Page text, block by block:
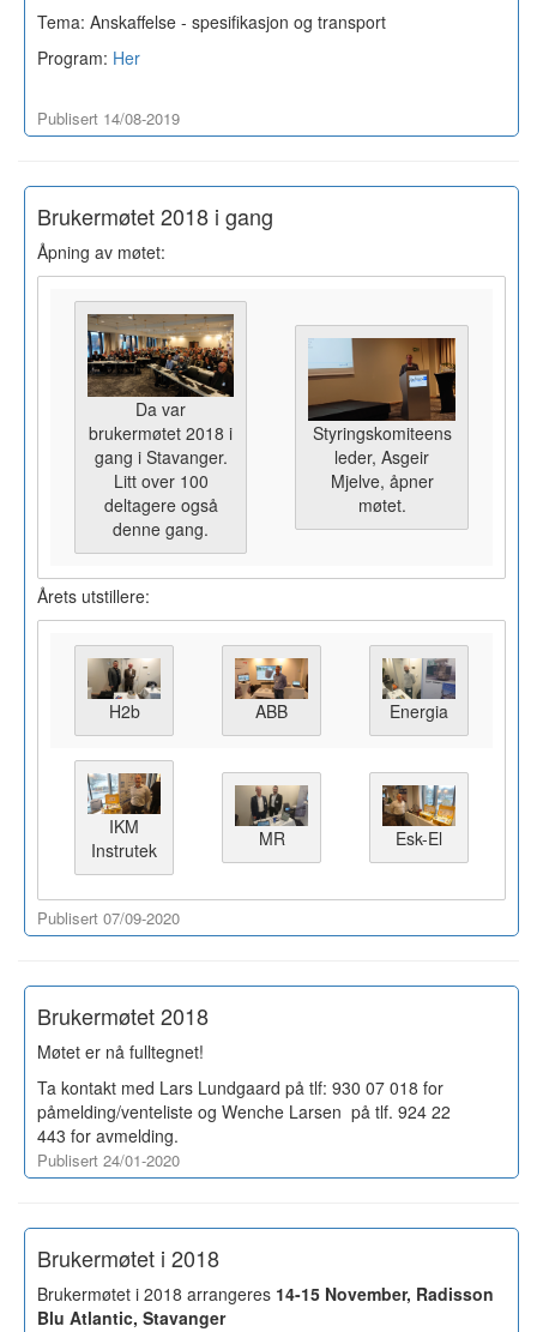
Tema: Anskaffelse - spesifikasjon og transport
Program: Her
Publisert 14/08-2019
Brukermøtet 2018 i gang
Åpning av møtet:
Da var
brukermøtet 2018 i
gang i Stavanger.
Litt over 100
deltagere også
denne gang.
Styringskomiteens
leder, Asgeir
Mjelve, åpner
møtet.
Årets utstillere:
H2b ABB Energia
IKM
Instrutek
MR Esk-El
Publisert 07/09-2020
Brukermøtet 2018
Møtet er nå fulltegnet!
Ta kontakt med Lars Lundgaard på tlf: 930 07 018 for
påmelding/venteliste og Wenche Larsen på tlf. 924 22
443 for avmelding.
Publisert 24/01-2020
Brukermøtet i 2018
Brukermøtet i 2018 arrangeres 14-15 November, Radisson
Blu Atlantic, Stavanger